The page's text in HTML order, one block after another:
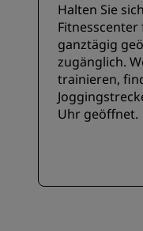
Halten Sie
ganztägig
zugänglich.
trainieren,
Uhr geöffnet.